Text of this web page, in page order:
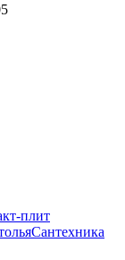
плит
Сантехника